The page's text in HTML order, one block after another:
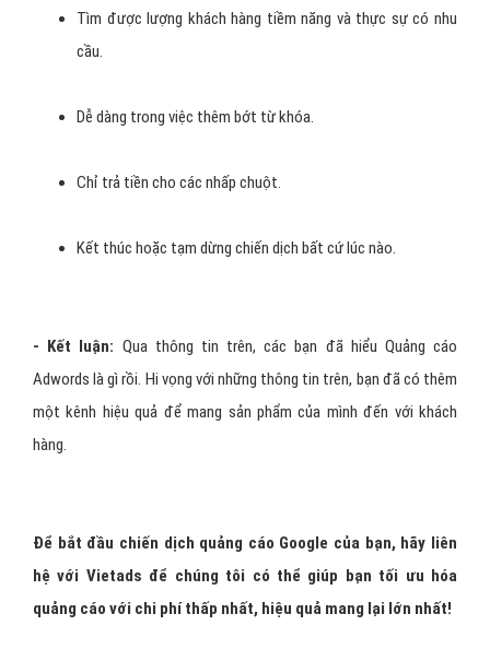
Tìm được lượng khách hàng tiềm năng và thực sự có nhu
cầu.
Dễ dàng trong việc thêm bớt từ khóa.
Chỉ trả tiền cho các nhấp chuột.
Kết thúc hoặc tạm dừng chiến dịch bất cứ lúc nào.
- Kết luận: Qua thông tin trên, các bạn đã hiểu Quảng cáo
Adwords là gì rồi. Hi vọng với những thông tin trên, bạn đã có thêm
một kênh hiệu quả để mang sản phẩm của mình đến với khách
hàng.
Để bắt đầu chiến dịch quảng cáo Google của bạn, hãy liên
hệ với Vietads để chúng tôi có thể giúp bạn tối ưu hóa
quảng cáo với chi phí thấp nhất, hiệu quả mang lại lớn nhất!